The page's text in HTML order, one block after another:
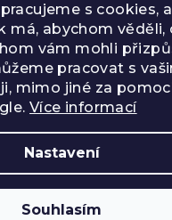
s cookies,
má, abychom věděli,
vám mohli
pracovat s
mimo jiné za
Více informací
Nastavení
Souhlasím
na Instagramu